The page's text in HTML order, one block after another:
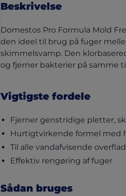
Beskrivelse
Domestos Pro Formula Mold
den ideel til brug på fuger
skimmelsvamp. Den
og fjerner bakterier på samme
Vigtigste fordele
Fjerner genstridige pletter,
Hurtigtvirkende formel med
Til alle vandafvisende
Effektiv rengøring af fuger
Sådan bruges